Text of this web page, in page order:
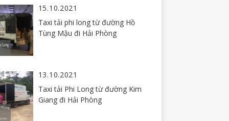
15.10.2021
Taxi tải phi long từ đường Hồ
Tùng Mậu đi Hải Phòng
13.10.2021
Taxi tải Phi Long từ đường Kim
Giang đi Hải Phòng